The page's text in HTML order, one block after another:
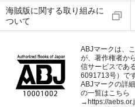
海賊版に関する取り組みに
ついて
ABJマークは、
が、著作権者か
信サービスであ
6091713号）で
ABJマークの詳
の一覧はこちら
→ https://